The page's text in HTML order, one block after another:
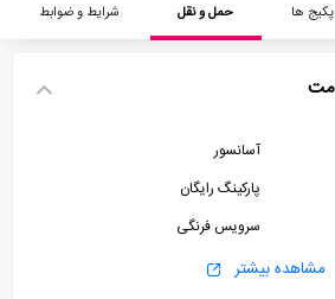
ها حمل و نقل شرایط و ضوابط
آسانسور
پارکینگ رایگان
سرویس فرنگی
مشاهده بیشتر